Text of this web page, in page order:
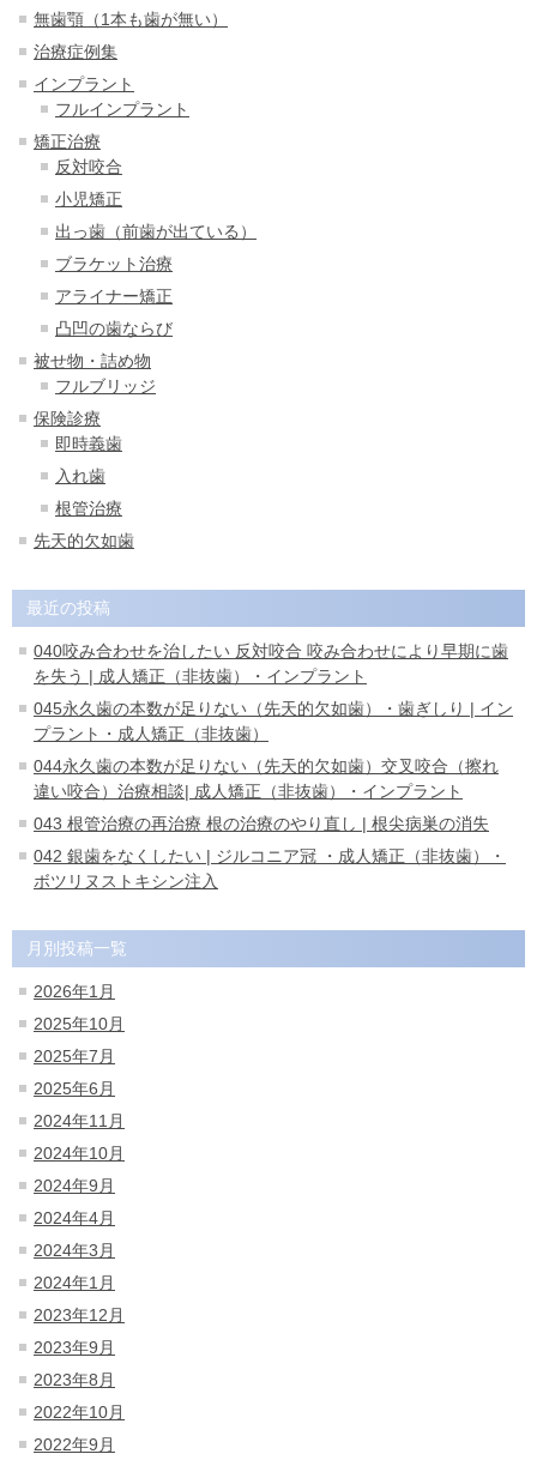
無歯顎（1本も歯が無い）
治療症例集
インプラント
フルインプラント
矯正治療
反対咬合
小児矯正
出っ歯（前歯が出ている）
ブラケット治療
アライナー矯正
凸凹の歯ならび
被せ物・詰め物
フルブリッジ
保険診療
即時義歯
入れ歯
根管治療
先天的欠如歯
最近の投稿
040咬み合わせを治したい 反対咬合 咬み合わせにより早期に歯
を失う | 成人矯正（非抜歯）・インプラント
045永久歯の本数が足りない（先天的欠如歯）・歯ぎしり | イン
プラント・成人矯正（非抜歯）
044永久歯の本数が足りない（先天的欠如歯）交叉咬合（擦れ
違い咬合）治療相談| 成人矯正（非抜歯）・インプラント
043 根管治療の再治療 根の治療のやり直し | 根尖病巣の消失
042 銀歯をなくしたい | ジルコニア冠 ・成人矯正（非抜歯）・
ボツリヌストキシン注入
月別投稿一覧
2026年1月
2025年10月
2025年7月
2025年6月
2024年11月
2024年10月
2024年9月
2024年4月
2024年3月
2024年1月
2023年12月
2023年9月
2023年8月
2022年10月
2022年9月